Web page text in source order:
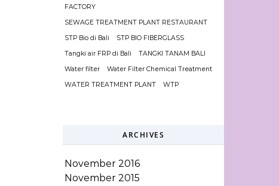
FACTORY
SEWAGE TREATMENT PLANT RESTAURANT
STP Bio di Bali
STP BIO FIBERGLASS
Tangki air FRP di Bali
TANGKI TANAM BALI
Water filter
Water Filter Chemical Treatment
WATER TREATMENT PLANT
WTP
ARCHIVES
November 2016
November 2015